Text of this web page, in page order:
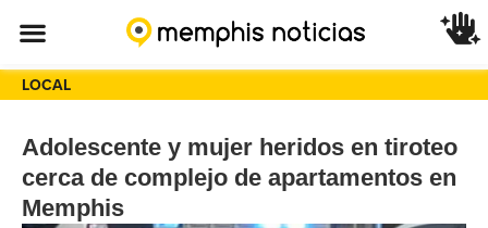
LOCAL
Adolescente y mujer heridos en tiroteo
cerca de complejo de apartamentos en
Memphis